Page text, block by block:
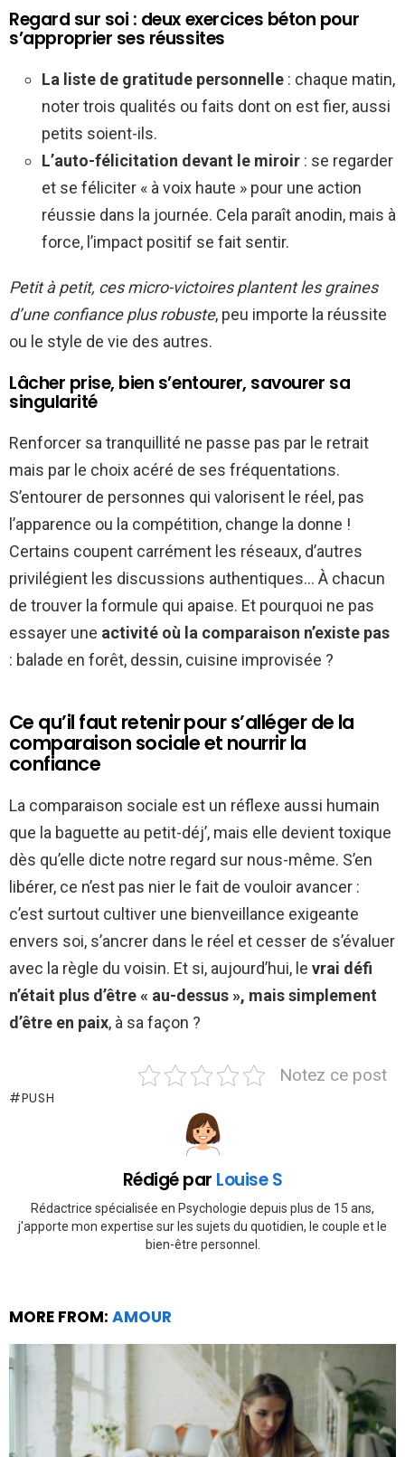
Regard sur soi : deux exercices béton pour
s’approprier ses réussites
La liste de gratitude personnelle : chaque matin,
noter trois qualités ou faits dont on est fier, aussi
petits soient-ils.
L’auto-félicitation devant le miroir : se regarder
et se féliciter « à voix haute » pour une action
réussie dans la journée. Cela paraît anodin, mais à
force, l’impact positif se fait sentir.
Petit à petit, ces micro-victoires plantent les graines
d’une confiance plus robuste, peu importe la réussite
ou le style de vie des autres.
Lâcher prise, bien s’entourer, savourer sa
singularité
Renforcer sa tranquillité ne passe pas par le retrait
mais par le choix acéré de ses fréquentations.
S’entourer de personnes qui valorisent le réel, pas
l’apparence ou la compétition, change la donne !
Certains coupent carrément les réseaux, d’autres
privilégient les discussions authentiques… À chacun
de trouver la formule qui apaise. Et pourquoi ne pas
essayer une activité où la comparaison n’existe pas
: balade en forêt, dessin, cuisine improvisée ?
Ce qu’il faut retenir pour s’alléger de la
comparaison sociale et nourrir la
confiance
La comparaison sociale est un réflexe aussi humain
que la baguette au petit-déj’, mais elle devient toxique
dès qu’elle dicte notre regard sur nous-même. S’en
libérer, ce n’est pas nier le fait de vouloir avancer :
c’est surtout cultiver une bienveillance exigeante
envers soi, s’ancrer dans le réel et cesser de s’évaluer
avec la règle du voisin. Et si, aujourd’hui, le vrai défi
n’était plus d’être « au-dessus », mais simplement
d’être en paix, à sa façon ?
Notez ce post
PUSH
Rédigé par Louise S
Rédactrice spécialisée en Psychologie depuis plus de 15 ans,
j'apporte mon expertise sur les sujets du quotidien, le couple et le
bien-être personnel.
MORE FROM: AMOUR